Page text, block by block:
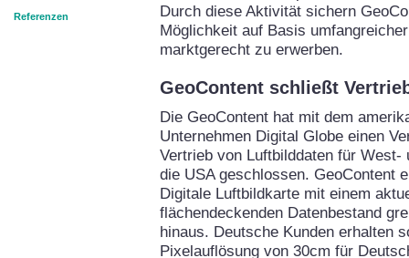
Referenzen
Durch diese Aktivität sichern
Möglichkeit auf Basis
marktgerecht zu erwerben.
GeoContent schließt
Die GeoContent hat mit dem
Unternehmen Digital Globe einen
Vertrieb von Luftbilddaten für West-
die USA geschlossen. GeoContent
Digitale Luftbildkarte mit einem
flächendeckenden Datenbestand
hinaus. Deutsche Kunden erhalten
Pixelauflösung von 30cm für